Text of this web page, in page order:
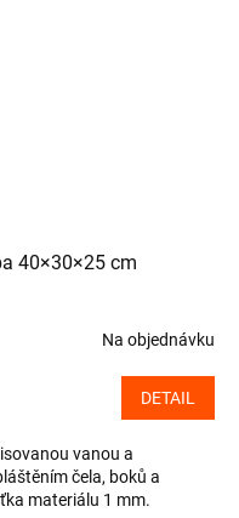
40×30×25 cm
Na objednávku
DETAIL
vanou a
čela, boků a
materiálu 1 mm.